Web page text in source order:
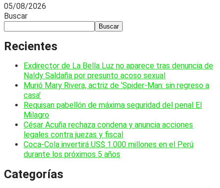
05/08/2026
Buscar
Buscar
Recientes
Exdirector de La Bella Luz no aparece tras denuncia de
Naldy Saldaña por presunto acoso sexual
Murió Mary Rivera, actriz de ‘Spider-Man: sin regreso a
casa’
Requisan pabellón de máxima seguridad del penal El
Milagro
César Acuña rechaza condena y anuncia acciones
legales contra juezas y fiscal
Coca-Cola invertirá US$ 1.000 millones en el Perú
durante los próximos 5 años
Categorías